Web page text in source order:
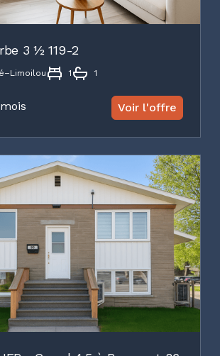
3 ½ 119-2
1 1
Voir l'offre